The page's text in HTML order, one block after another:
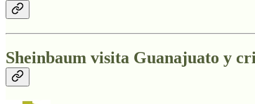
Sheinbaum visita Guanajuato y